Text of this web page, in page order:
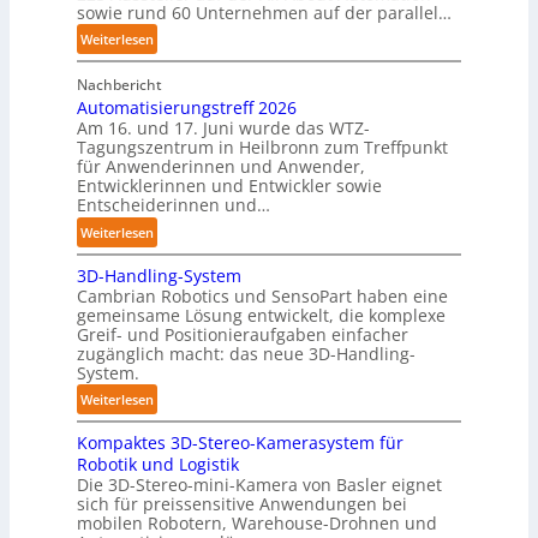
c
h
r
o
b
o
t
e
r
p
e
r
o
b
o
t
sowie rund 60 Unternehmen auf der parallel…
Weiterlesen:
A
A
A
Z
ü
r
i
c
h
:
T
r
e
f
f
p
u
n
k
t
f
Nachbericht
Automatisierungstreff 2026
Am 16. und 17. Juni wurde das WTZ-
Tagungszentrum in Heilbronn zum Treffpunkt
für Anwenderinnen und Anwender,
Entwicklerinnen und Entwickler sowie
Entscheiderinnen und…
Weiterlesen:
A
u
t
o
m
t
i
s
i
e
r
u
3D-Handling-System
Cambrian Robotics und SensoPart haben eine
gemeinsame Lösung entwickelt, die komplexe
Greif- und Positionieraufgaben einfacher
zugänglich macht: das neue 3D-Handling-
System.
Weiterlesen:
3
D
-
H
a
Kompaktes 3D-Stereo-Kamerasystem für
Robotik und Logistik
Die 3D-Stereo-mini-Kamera von Basler eignet
sich für preissensitive Anwendungen bei
mobilen Robotern, Warehouse-Drohnen und